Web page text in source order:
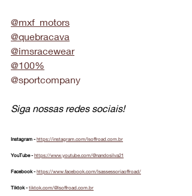
@mxf_motors
@quebracava
@imsracewear
@100%
@sportcompany
Siga nossas redes sociais!
Instagram - https://instagram.com/lsoffroad.com.br
YouTube - https://www.youtube.com/@nandosilva21
Facebook - https://www.facebook.com/lsassessoriaoffroad/
Tiktok - tiktok.com/@lsoffroad.com.br